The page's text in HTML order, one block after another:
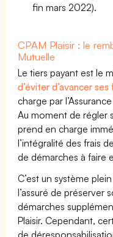
fin mars 2022).
CPAM Plaisir : le
Mutuelle
Le tiers payant est le
d’éviter d’avancer
charge par
Au moment de régler
prend en charge
l’intégralité des frais
de démarches à faire
C’est un système
l’assuré de préserver
démarches
Plaisir. Cependant,
de